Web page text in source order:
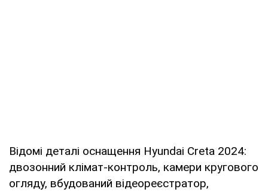
Відомі деталі оснащення Hyundai Creta 2024:
двозонний клімат-контроль, камери кругового
огляду, вбудований відеореєстратор,